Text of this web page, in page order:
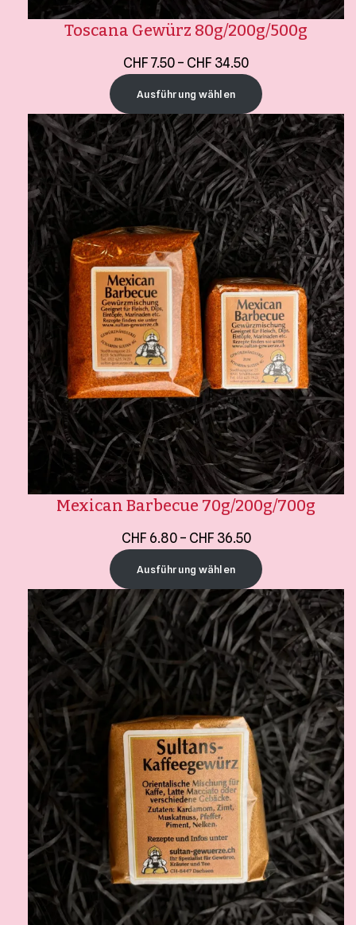
Toscana Gewürz 80g/200g/500g
CHF 7.50 – CHF 34.50
Ausführung wählen
Mexican Barbecue 70g/200g/700g
CHF 6.80 – CHF 36.50
Ausführung wählen